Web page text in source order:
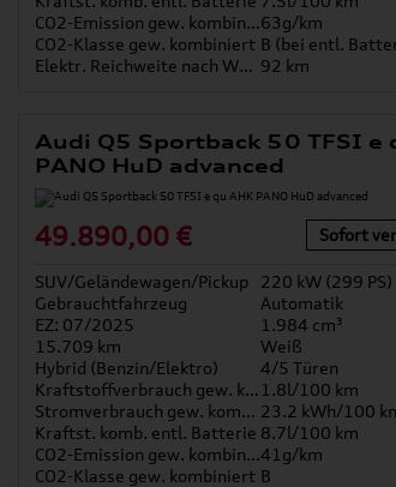
CO2-Emission gew. kombiniert63g/km
CO2-Klasse gew. kombiniert B (bei entl.
Elektr. Reichweite nach WLTP* 92 km
Audi Q5 Sportback 50 TFSI e
PANO HuD advanced
49.890,00 € Sofort
SUV/Geländewagen/Pickup
220 kW (299 PS)
Gebrauchtfahrzeug
Automatik
EZ: 07/2025
1.984 cm³
15.709 km
Weiß
Hybrid (Benzin/Elektro)
4/5 Türen
Kraftstoffverbrauch gew. kombiniert 1.8l/100 km
Stromverbrauch gew. kombiniert 23.2 kWh/100
Kraftst. komb. entl. Batterie 8.7l/100 km
CO2-Emission gew. kombiniert41g/km
CO2-Klasse gew. kombiniert B